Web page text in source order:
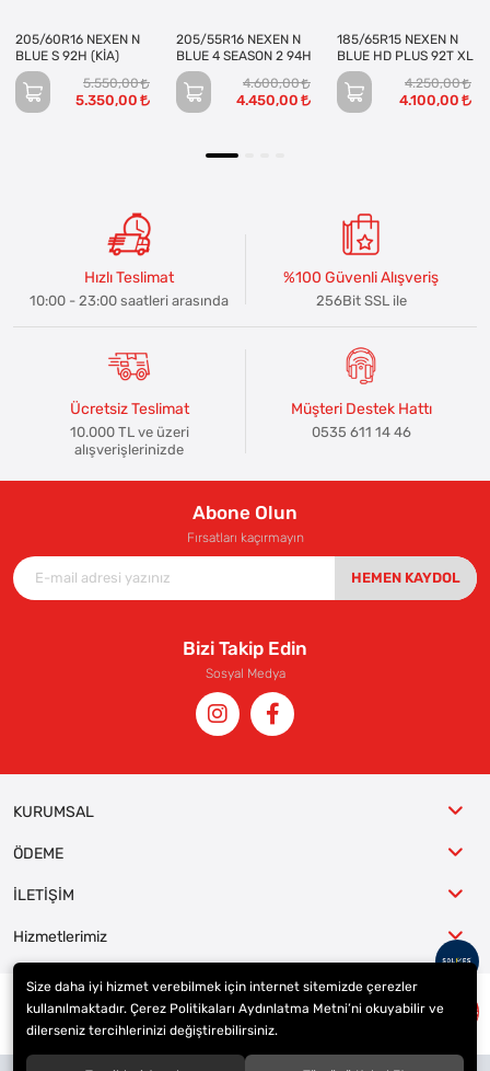
205/60R16 NEXEN N
BLUE S 92H (KİA)
5.550,00
5.350,00
205/55R16 NEXEN N
BLUE 4 SEASON 2 94H
4.600,00
4.450,00
185/65R15 NEXEN N
BLUE HD PLUS 92T XL
4.250,00
4.100,00
Hızlı Teslimat
10:00 - 23:00 saatleri arasında
%100 Güvenli Alışveriş
256Bit SSL ile
Ücretsiz Teslimat
10.000 TL ve üzeri
alışverişlerinizde
Müşteri Destek Hattı
0535 611 14 46
Abone Olun
Fırsatları kaçırmayın
HEMEN KAYDOL
Bizi Takip Edin
Sosyal Medya
KURUMSAL
ÖDEME
İLETİŞİM
Hizmetlerimiz
© 2023ER-LAS Oto Jant ve Lastik - Yunus ULAŞ
Size daha iyi hizmet verebilmek için internet sitemizde çerezler
kullanılmaktadır. Çerez Politikaları Aydınlatma Metni’ni okuyabilir ve
dilerseniz tercihlerinizi değiştirebilirsiniz.